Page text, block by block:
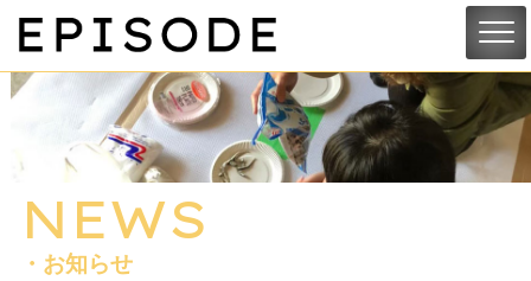
NEWS
・お知らせ